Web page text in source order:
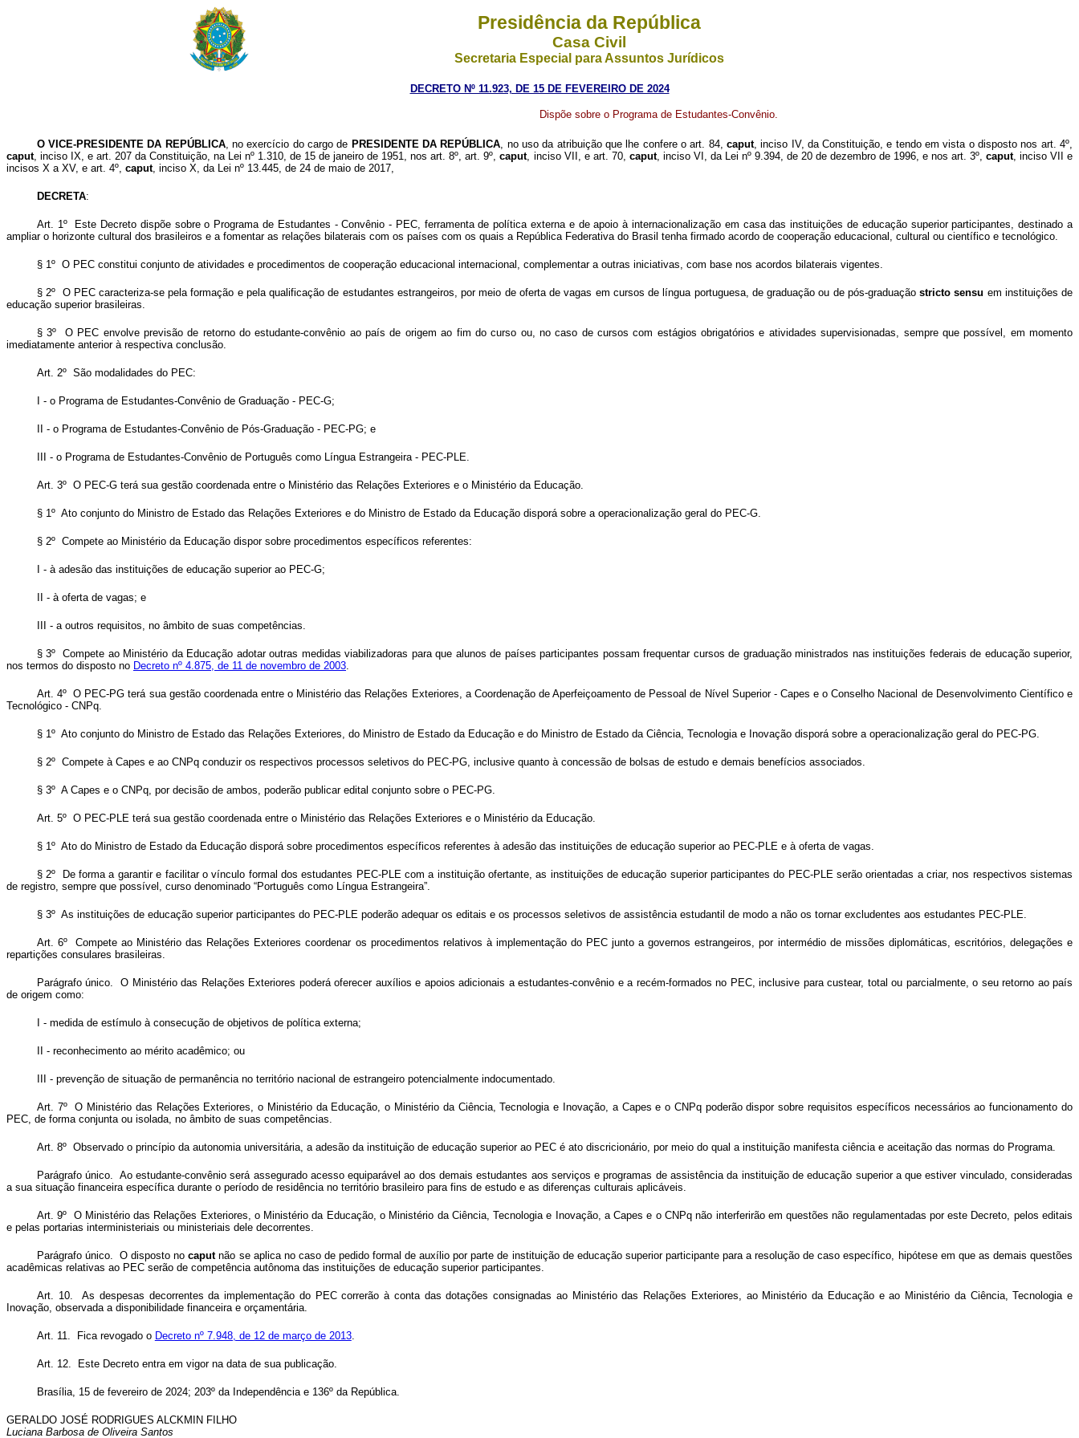
Presidência da República
Casa Civil
Secretaria Especial para Assuntos Jurídicos
DECRETO Nº 11.923, DE 15 DE FEVEREIRO DE 2024
Dispõe sobre o Programa de Estudantes-Convênio.
O VICE-PRESIDENTE DA REPÚBLICA, no exercício do cargo de PRESIDENTE DA REPÚBLICA, no uso da atribuição que lhe confere o art. 84, caput, inciso IV, da Constituição, e tendo em vista o disposto nos art. 4º,
caput, inciso IX, e art. 207 da Constituição, na Lei nº 1.310, de 15 de janeiro de 1951, nos art. 8º, art. 9º,caput, inciso VII, e art. 70, caput, inciso VI, da Lei nº 9.394, de 20 de dezembro de 1996, e nos art. 3º, caput, inciso VII e
incisos X a XV, e art. 4º, caput, inciso X, da Lei nº 13.445, de 24 de maio de 2017,
DECRETA:
Art. 1º Este Decreto dispõe sobre o Programa de Estudantes - Convênio - PEC, ferramenta de política externa e de apoio à internacionalização em casa das instituições de educação superior participantes, destinado a
ampliar o horizonte cultural dos brasileiros e a fomentar as relações bilaterais com os países com os quais a República Federativa do Brasil tenha firmado acordo de cooperação educacional, cultural ou científico e tecnológico.
§ 1º O PEC constitui conjunto de atividades e procedimentos de cooperação educacional internacional, complementar a outras iniciativas, com base nos acordos bilaterais vigentes.
§ 2º O PEC caracteriza-se pela formação e pela qualificação de estudantes estrangeiros, por meio de oferta de vagas em cursos de língua portuguesa, de graduação ou de pós-graduaçãostricto sensu em instituições de
educação superior brasileiras.
§ 3º O PEC envolve previsão de retorno do estudante-convênio ao país de origem ao fim do curso ou, no caso de cursos com estágios obrigatórios e atividades supervisionadas, sempre que possível, em momento
imediatamente anterior à respectiva conclusão.
Art. 2º São modalidades do PEC:
I - o Programa de Estudantes-Convênio de Graduação - PEC-G;
II - o Programa de Estudantes-Convênio de Pós-Graduação - PEC-PG; e
III - o Programa de Estudantes-Convênio de Português como Língua Estrangeira - PEC-PLE.
Art. 3º O PEC-G terá sua gestão coordenada entre o Ministério das Relações Exteriores e o Ministério da Educação.
§ 1º Ato conjunto do Ministro de Estado das Relações Exteriores e do Ministro de Estado da Educação disporá sobre a operacionalização geral do PEC-G.
§ 2º Compete ao Ministério da Educação dispor sobre procedimentos específicos referentes:
I - à adesão das instituições de educação superior ao PEC-G;
II - à oferta de vagas; e
III - a outros requisitos, no âmbito de suas competências.
§ 3º Compete ao Ministério da Educação adotar outras medidas viabilizadoras para que alunos de países participantes possam frequentar cursos de graduação ministrados nas instituições federais de educação superior,
nos termos do disposto no Decreto nº 4.875, de 11 de novembro de 2003.
Art. 4º O PEC-PG terá sua gestão coordenada entre o Ministério das Relações Exteriores, a Coordenação de Aperfeiçoamento de Pessoal de Nível Superior - Capes e o Conselho Nacional de Desenvolvimento Científico e
Tecnológico - CNPq.
§ 1º Ato conjunto do Ministro de Estado das Relações Exteriores, do Ministro de Estado da Educação e do Ministro de Estado da Ciência, Tecnologia e Inovação disporá sobre a operacionalização geral do PEC-PG.
§ 2º Compete à Capes e ao CNPq conduzir os respectivos processos seletivos do PEC-PG, inclusive quanto à concessão de bolsas de estudo e demais benefícios associados.
§ 3º A Capes e o CNPq, por decisão de ambos, poderão publicar edital conjunto sobre o PEC-PG.
Art. 5º O PEC-PLE terá sua gestão coordenada entre o Ministério das Relações Exteriores e o Ministério da Educação.
§ 1º Ato do Ministro de Estado da Educação disporá sobre procedimentos específicos referentes à adesão das instituições de educação superior ao PEC-PLE e à oferta de vagas.
§ 2º De forma a garantir e facilitar o vínculo formal dos estudantes PEC-PLE com a instituição ofertante, as instituições de educação superior participantes do PEC-PLE serão orientadas a criar, nos respectivos sistemas
de registro, sempre que possível, curso denominado “Português como Língua Estrangeira”.
§ 3º As instituições de educação superior participantes do PEC-PLE poderão adequar os editais e os processos seletivos de assistência estudantil de modo a não os tornar excludentes aos estudantes PEC-PLE.
Art. 6º Compete ao Ministério das Relações Exteriores coordenar os procedimentos relativos à implementação do PEC junto a governos estrangeiros, por intermédio de missões diplomáticas, escritórios, delegações e
repartições consulares brasileiras.
Parágrafo único. O Ministério das Relações Exteriores poderá oferecer auxílios e apoios adicionais a estudantes-convênio e a recém-formados no PEC, inclusive para custear, total ou parcialmente, o seu retorno ao país
de origem como:
I - medida de estímulo à consecução de objetivos de política externa;
II - reconhecimento ao mérito acadêmico; ou
III - prevenção de situação de permanência no território nacional de estrangeiro potencialmente indocumentado.
Art. 7º O Ministério das Relações Exteriores, o Ministério da Educação, o Ministério da Ciência, Tecnologia e Inovação, a Capes e o CNPq poderão dispor sobre requisitos específicos necessários ao funcionamento do
PEC, de forma conjunta ou isolada, no âmbito de suas competências.
Art. 8º Observado o princípio da autonomia universitária, a adesão da instituição de educação superior ao PEC é ato discricionário, por meio do qual a instituição manifesta ciência e aceitação das normas do Programa.
Parágrafo único. Ao estudante-convênio será assegurado acesso equiparável ao dos demais estudantes aos serviços e programas de assistência da instituição de educação superior a que estiver vinculado, consideradas
a sua situação financeira específica durante o período de residência no território brasileiro para fins de estudo e as diferenças culturais aplicáveis.
Art. 9º O Ministério das Relações Exteriores, o Ministério da Educação, o Ministério da Ciência, Tecnologia e Inovação, a Capes e o CNPq não interferirão em questões não regulamentadas por este Decreto, pelos editais
e pelas portarias interministeriais ou ministeriais dele decorrentes.
Parágrafo único. O disposto nocaputnão se aplica no caso de pedido formal de auxílio por parte de instituição de educação superior participante para a resolução de caso específico, hipótese em que as demais questões
acadêmicas relativas ao PEC serão de competência autônoma das instituições de educação superior participantes.
Art. 10. As despesas decorrentes da implementação do PEC correrão à conta das dotações consignadas ao Ministério das Relações Exteriores, ao Ministério da Educação e ao Ministério da Ciência, Tecnologia e
Inovação, observada a disponibilidade financeira e orçamentária.
Art. 11. Fica revogado o Decreto nº 7.948, de 12 de março de 2013.
Art. 12. Este Decreto entra em vigor na data de sua publicação.
Brasília, 15 de fevereiro de 2024; 203º da Independência e 136º da República.
GERALDO JOSÉ RODRIGUES ALCKMIN FILHO
Luciana Barbosa de Oliveira Santos